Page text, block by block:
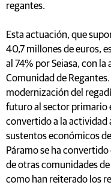
regantes.
Esta actuación, que
40,7 millones de euros,
al 74% por Seiasa, con
Comunidad de
modernización del
futuro al sector primario
convertido a la actividad
sustentos económicos
Páramo se ha
de otras comunidades
como han reiterado los